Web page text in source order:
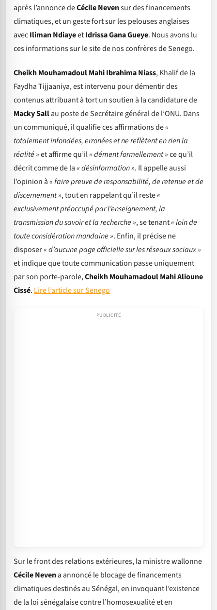
après l’annonce deCécile Nevensur des financements
climatiques, et un geste fort sur les pelouses anglaises
avecIliman NdiayeetIdrissa Gana Gueye. Nous avons lu
ces informations sur le site de nos confrères de Senego.
Cheikh Mouhamadoul Mahi Ibrahima Niass, Khalif de la
Faydha Tijjaaniya, est intervenu pour démentir des
contenus attribuant à tort un soutien à la candidature de
Macky Sallau poste de Secrétaire général de l’ONU. Dans
un communiqué, il qualifie ces affirmations de«
totalement infondées, erronées et ne reflètent en rien la
réalité »et affirme qu’il« dément formellement »ce qu’il
décrit comme de la« désinformation ». Il appelle aussi
l’opinion à« faire preuve de responsabilité, de retenue et de
discernement », tout en rappelant qu’il reste«
exclusivement préoccupé par l’enseignement, la
transmission du savoir et la recherche », se tenant« loin de
toute considération mondaine ». Enfin, il précise ne
disposer« d’aucune page officielle sur les réseaux sociaux »
et indique que toute communication passe uniquement
par son porte-parole,Cheikh Mouhamadoul Mahi Alioune
Cissé. Lire l’article sur Senego
Sur le front des relations extérieures, la ministre wallonne
Cécile Nevena annoncé le blocage de financements
climatiques destinés au Sénégal, en invoquant l’existence
de la loi sénégalaise contre l’homosexualité et en